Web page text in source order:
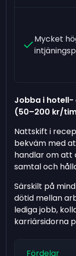
Mycket
Jobba i
(50–200 kr/
Nattskift i
bekväm med
handlar om att
samtal och
Särskilt på
dötid mellan
lediga jobb,
karriärsidorna
Fördelar